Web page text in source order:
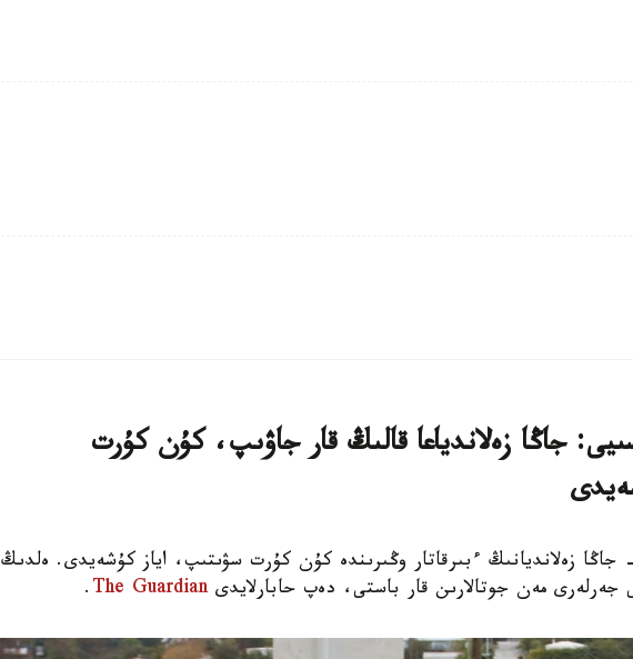
جاڭا زەلاندياعا قالىڭ قار جاۋىپ، كۇن كۇرت
استانا. KAZINFORM - جاڭا زەلانديانىڭ ءبىرقاتار وڭىرىندە كۇن كۇرت سۋىتىپ، اياز كۇشەيدى. ەلدىڭ
جەرلەرى مەن جوتالارىن قار باستى، دەپ حابارلايدىThe Guardian
.